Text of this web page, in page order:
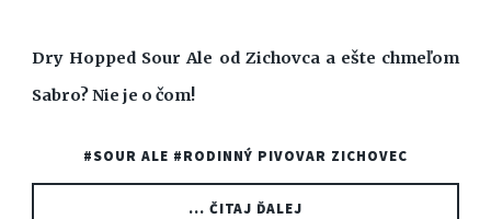
Dry Hopped Sour Ale od Zichovca a ešte chmeľom
Sabro? Nie je o čom!
#SOUR ALE #RODINNÝ PIVOVAR ZICHOVEC
... ČITAJ ĎALEJ